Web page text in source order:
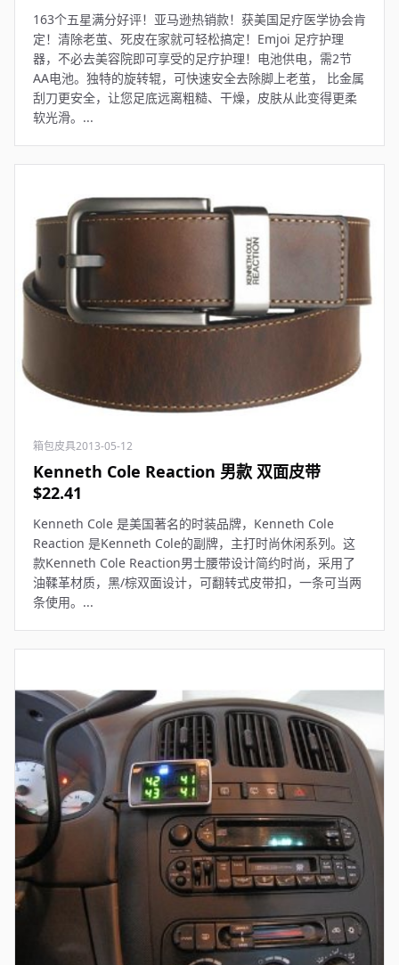
163个五星满分好评！亚马逊热销款！获美国足疗医学协会肯
定！清除老茧、死皮在家就可轻松搞定！Emjoi 足疗护理
器，不必去美容院即可享受的足疗护理！电池供电，需2节
AA电池。独特的旋转辊，可快速安全去除脚上老茧， 比金属
刮刀更安全，让您足底远离粗糙、干燥，皮肤从此变得更柔
软光滑。...
箱包皮具2013-05-12
Kenneth Cole Reaction 男款 双面皮带
$22.41
Kenneth Cole 是美国著名的时装品牌，Kenneth Cole
Reaction 是Kenneth Cole的副牌，主打时尚休闲系列。这
款Kenneth Cole Reaction男士腰带设计简约时尚，采用了
油鞣革材质，黑/棕双面设计，可翻转式皮带扣，一条可当两
条使用。...